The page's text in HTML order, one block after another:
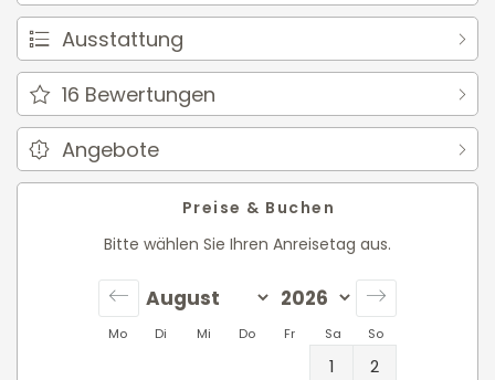
Ausstattung
16 Bewertungen
Angebote
Preise & Buchen
Bitte wählen Sie Ihren Anreisetag aus.
Mo Di Mi Do Fr Sa So
1 2